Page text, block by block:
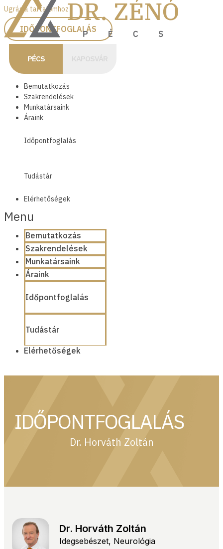
Ugrás a tartalomhoz
IDŐPONTFOGLALÁS
PÉCS
Bemutatkozás
Szakrendelések
Munkatársaink
Áraink
Időpontfoglalás
Tudástár
Elérhetőségek
Menu
Bemutatkozás
Szakrendelések
Munkatársaink
Áraink
Időpontfoglalás
Tudástár
Elérhetőségek
IDŐPONTFOGLALÁS
Dr. Horváth Zoltán
Dr. Horváth Zoltán
Idegsebészet, Neurológia